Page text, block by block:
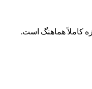
کاملاً هماهنگ است.